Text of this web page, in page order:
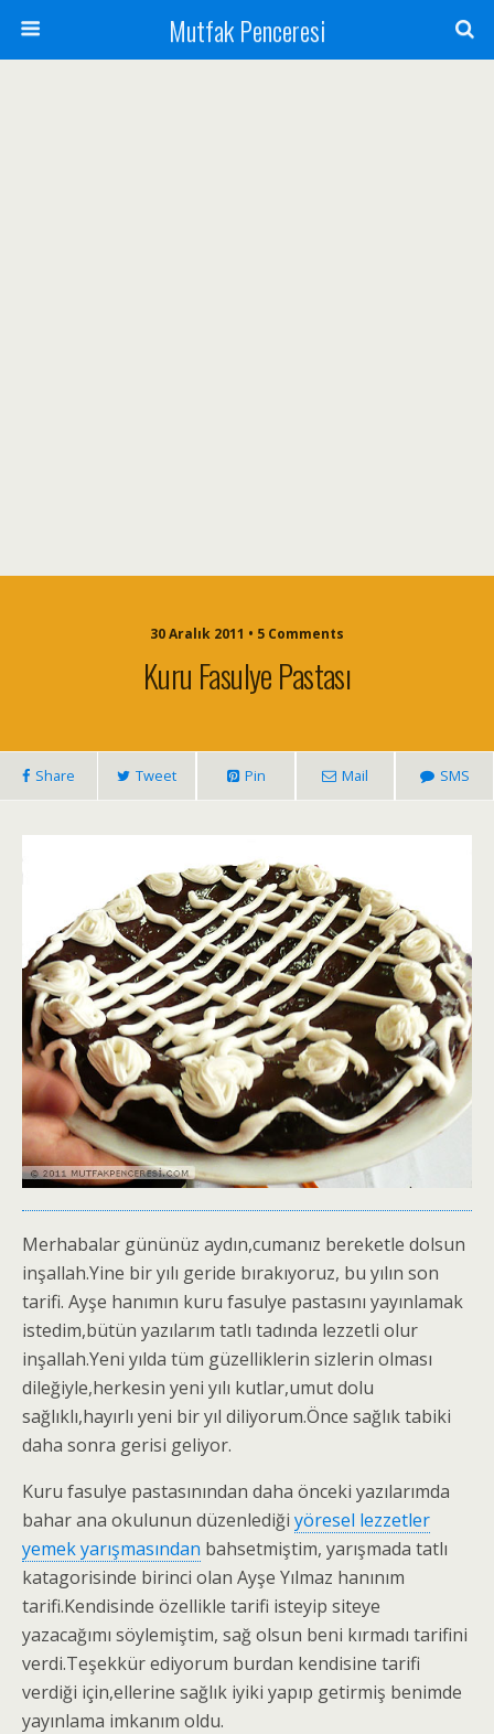
Mutfak Penceresi
30 Aralık 2011 • 5 Comments
Kuru Fasulye Pastası
Share Tweet Pin Mail SMS
Merhabalar gününüz aydın,cumanız bereketle dolsun
inşallah.Yine bir yılı geride bırakıyoruz, bu yılın son
tarifi. Ayşe hanımın kuru fasulye pastasını yayınlamak
istedim,bütün yazılarım tatlı tadında lezzetli olur
inşallah.Yeni yılda tüm güzelliklerin sizlerin olması
dileğiyle,herkesin yeni yılı kutlar,umut dolu
sağlıklı,hayırlı yeni bir yıl diliyorum.Önce sağlık tabiki
daha sonra gerisi geliyor.
Kuru fasulye pastasınından daha önceki yazılarımda
bahar ana okulunun düzenlediği yöresel lezzetler
yemek yarışmasından bahsetmiştim, yarışmada tatlı
katagorisinde birinci olan Ayşe Yılmaz hanınım
tarifi.Kendisinde özellikle tarifi isteyip siteye
yazacağımı söylemiştim, sağ olsun beni kırmadı tarifini
verdi.Teşekkür ediyorum burdan kendisine tarifi
verdiği için,ellerine sağlık iyiki yapıp getirmiş benimde
yayınlama imkanım oldu.